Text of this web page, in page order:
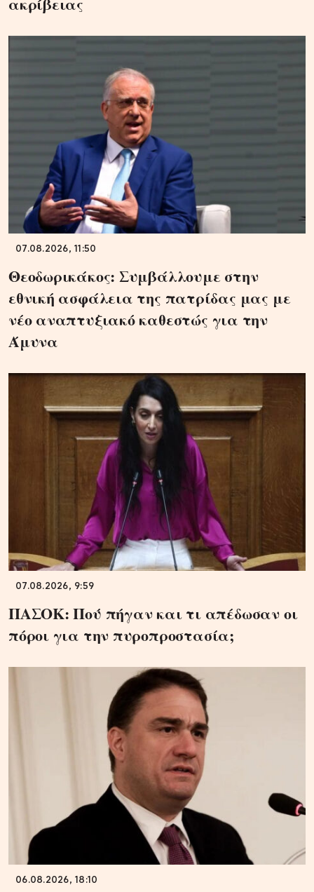
07.08.2026, 11:50
Θεοδωρικάκος: Συμβάλλουμε στην
εθνική ασφάλεια της πατρίδας μας με
νέο αναπτυξιακό καθεστώς για την
Άμυνα
07.08.2026, 9:59
ΠΑΣΟΚ: Πού πήγαν και τι απέδωσαν οι
πόροι για την πυροπροστασία;
06.08.2026, 18:10